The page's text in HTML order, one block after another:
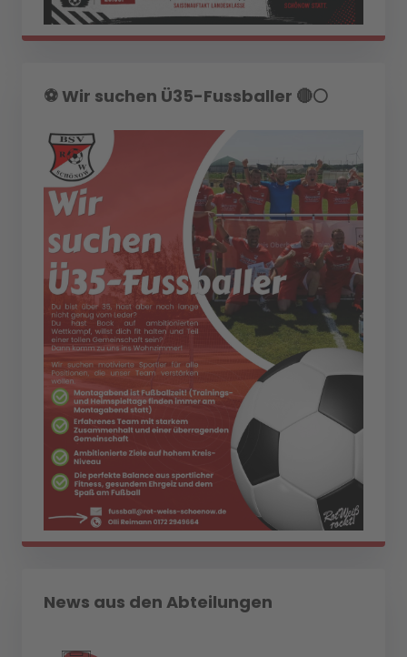
⚽️ Wir suchen Ü35-Fussballer 🔴⚪️
News aus den Abteilungen